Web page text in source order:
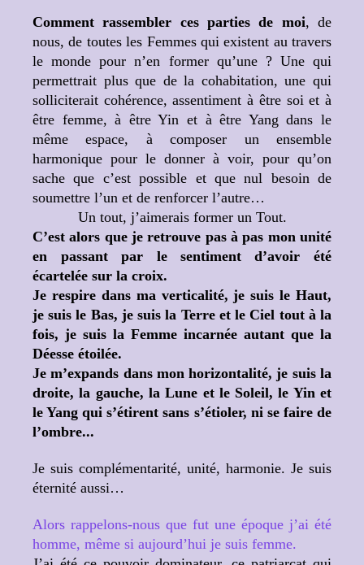
Comment rassembler ces parties de moi, de
nous, de toutes les Femmes qui existent au travers
le monde pour n’en former qu’une ? Une qui
permettrait plus que de la cohabitation, une qui
solliciterait cohérence, assentiment à être soi et à
être femme, à être Yin et à être Yang dans le
même espace, à composer un ensemble
harmonique pour le donner à voir, pour qu’on
sache que c’est possible et que nul besoin de
soumettre l’un et de renforcer l’autre…
Un tout, j’aimerais former un Tout.
C’est alors que je retrouve pas à pas mon unité
en passant par le sentiment d’avoir été
écartelée sur la croix.
Je respire dans ma verticalité, je suis le Haut,
je suis le Bas, je suis la Terre et le Ciel tout à la
fois, je suis la Femme incarnée autant que la
Déesse étoilée.
Je m’expands dans mon horizontalité, je suis la
droite, la gauche, la Lune et le Soleil, le Yin et
le Yang qui s’étirent sans s’étioler, ni se faire de
l’ombre...
Je suis complémentarité, unité, harmonie. Je suis
éternité aussi…
Alors rappelons-nous que fut une époque j’ai été
homme, même si aujourd’hui je suis femme.